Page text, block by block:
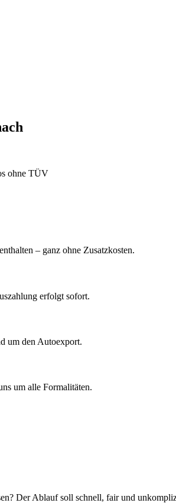
ohne TÜV
– ganz ohne Zusatzkosten.
erfolgt sofort.
um den Autoexport.
um alle Formalitäten.
Der Ablauf soll schnell, fair und